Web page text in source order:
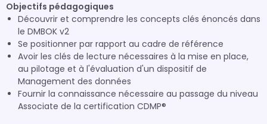
Objectifs pédagogiques
Découvrir et comprendre les concepts clés énoncés dans
le DMBOK v2
Se positionner par rapport au cadre de référence
Avoir les clés de lecture nécessaires à la mise en place,
au pilotage et à l'évaluation d'un dispositif de
Management des données
Fournir la connaissance nécessaire au passage du niveau
Associate de la certification CDMP®